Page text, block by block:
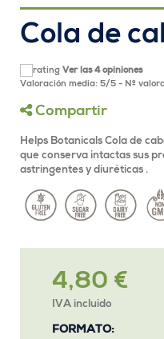
Cola de
Ver las 4 opiniones
Valoración media: 5/5 - Nº
Compartir
Helps Botanicals Cola de
que conserva intactas sus
astringentes y diuréticas .
4,80 €
IVA incluido
FORMATO: